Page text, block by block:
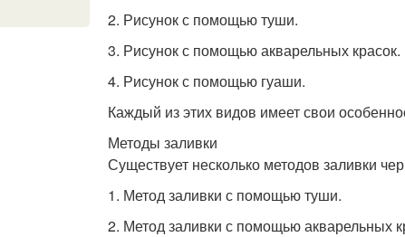
2. Рисунок с помощью туши.
3. Рисунок с помощью акварельных красок.
4. Рисунок с помощью гуаши.
Каждый из этих видов имеет свои
Методы заливки
Существует несколько методов заливки
1. Метод заливки с помощью туши.
2. Метод заливки с помощью акварельных